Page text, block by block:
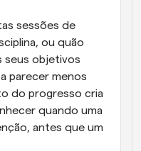
sessões de
ou quão
seus objetivos
parecer menos
do progresso cria
quando uma
antes que um